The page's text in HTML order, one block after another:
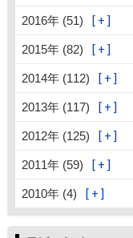
2016年 (51)
2015年 (82)
2014年 (112)
2013年 (117)
2012年 (125)
2011年 (59)
2010年 (4)